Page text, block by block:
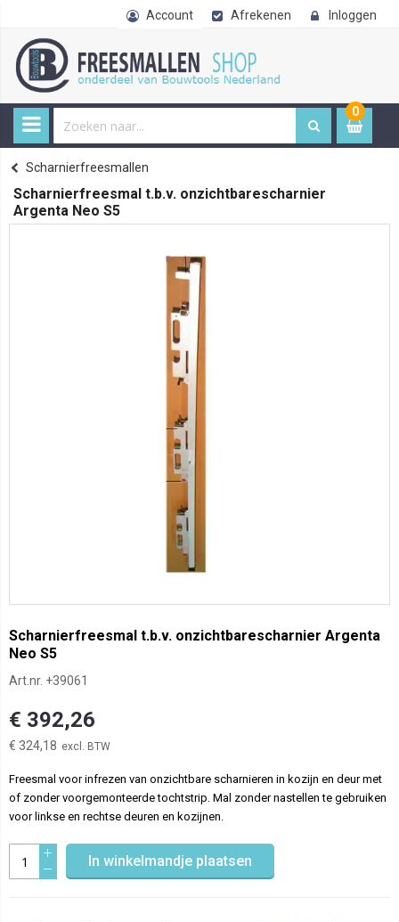
Account Afrekenen Inloggen
0
item
Home
Freesmallen
Scharnierfreesmallen
Scharnierfreesmal t.b.v. onzichtbarescharnier
Argenta Neo S5
Scharnierfreesmal t.b.v. onzichtbarescharnier Argenta
Neo S5
Art.nr. +39061
€ 392,26
€ 324,18
Freesmal voor infrezen van onzichtbare scharnieren in kozijn en deur met
of zonder voorgemonteerde tochtstrip. Mal zonder nastellen te gebruiken
voor linkse en rechtse deuren en kozijnen.
In winkelmandje plaatsen